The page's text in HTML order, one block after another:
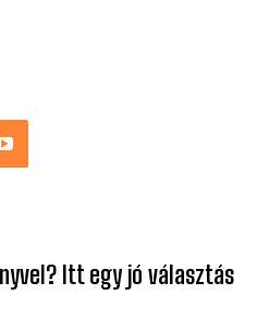
Itt egy jó választás